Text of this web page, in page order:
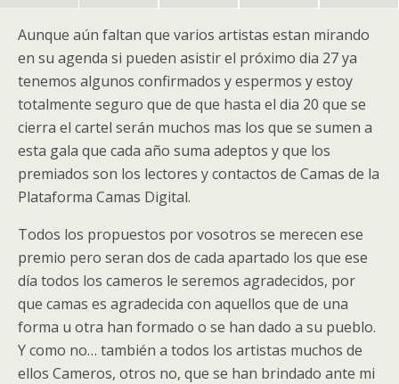
Aunque aún faltan que varios artistas estan mirando
en su agenda si pueden asistir el próximo dia 27 ya
tenemos algunos confirmados y espermos y estoy
totalmente seguro que de que hasta el dia 20 que se
cierra el cartel serán muchos mas los que se sumen a
esta gala que cada año suma adeptos y que los
premiados son los lectores y contactos de Camas de la
Plataforma Camas Digital.
Todos los propuestos por vosotros se merecen ese
premio pero seran dos de cada apartado los que ese
día todos los cameros le seremos agradecidos, por
que camas es agradecida con aquellos que de una
forma u otra han formado o se han dado a su pueblo.
Y como no… también a todos los artistas muchos de
ellos Cameros, otros no, que se han brindado ante mi